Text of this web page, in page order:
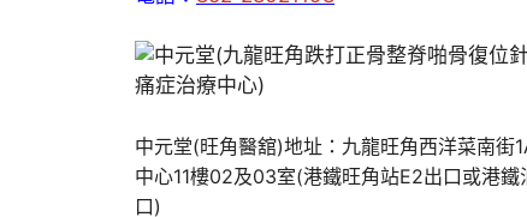
中元堂(旺角醫舘)地址：九龍旺角西洋菜南街
中心11樓02及03室(港鐵旺角站E2出口或港鐵
口)